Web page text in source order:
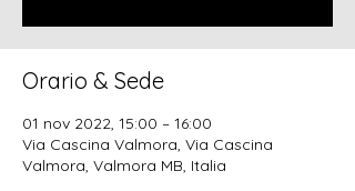
Orario & Sede
01 nov 2022, 15:00 – 16:00
Via Cascina Valmora, Via Cascina
Valmora, Valmora MB, Italia